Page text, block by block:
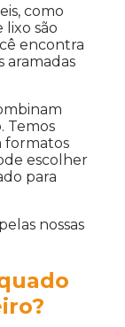
como
lixo são
encontra
aramadas
Temos
formatos
escolher
para
nossas